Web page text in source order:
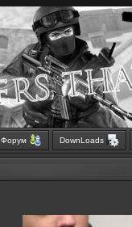
Форум DownLoads